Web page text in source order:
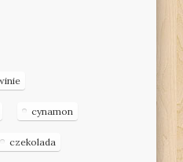
cynamon
czekolada